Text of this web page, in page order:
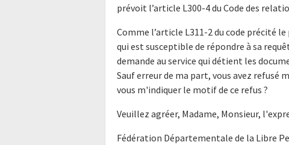
prévoit l’article L300-4 du Code des
Comme l’article L311-2 du code précité
qui est susceptible de répondre à sa
demande au service qui détient les
Sauf erreur de ma part, vous avez refusé
vous m'indiquer le motif de ce refus ?
Veuillez agréer, Madame, Monsieur,
Fédération Départementale de la Libre